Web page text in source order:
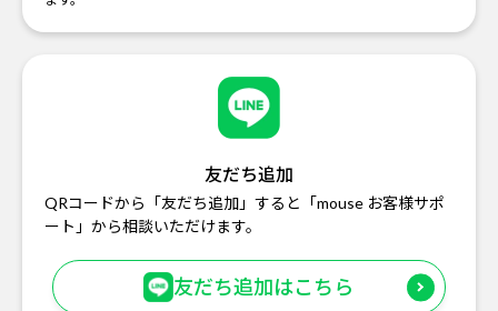
友だち追加
QRコードから「友だち追加」すると「mouse お客様サポ
ート」から相談いただけます。
友だち追加はこちら